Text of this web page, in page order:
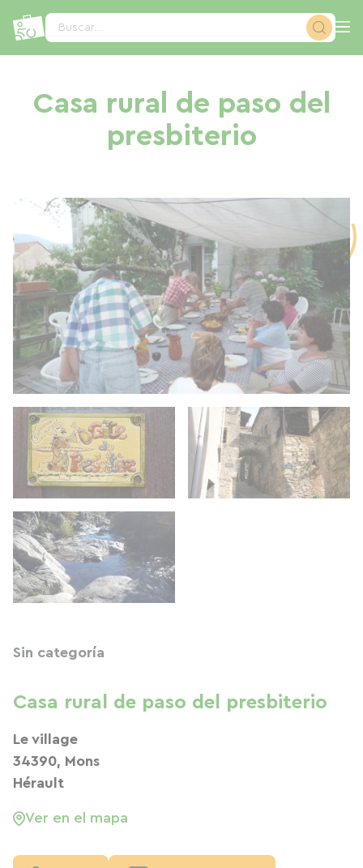
Buscar...
Casa rural de paso del
presbiterio
Sin categoría
Casa rural de paso del presbiterio
Le village
34390, Mons
Hérault
Ver en el mapa
Panel de gestión de cookies